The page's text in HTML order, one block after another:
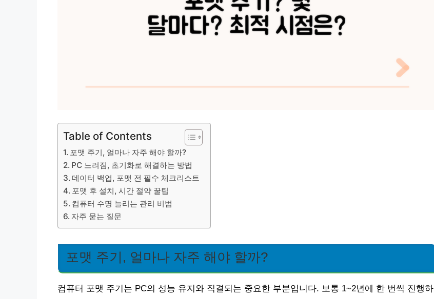
Table of Contents
포맷 주기, 얼마나 자주 해야 할까?
PC 느려짐, 초기화로 해결하는 방법
데이터 백업, 포맷 전 필수 체크리스트
포맷 후 설치, 시간 절약 꿀팁
컴퓨터 수명 늘리는 관리 비법
자주 묻는 질문
포맷 주기, 얼마나 자주 해야 할까?
컴퓨터 포맷 주기는 PC의 성능 유지와 직결되는 중요한 부분입니다. 보통 1~2년에 한 번씩 진행하